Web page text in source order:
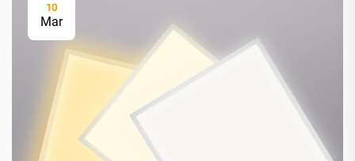
10
Mar